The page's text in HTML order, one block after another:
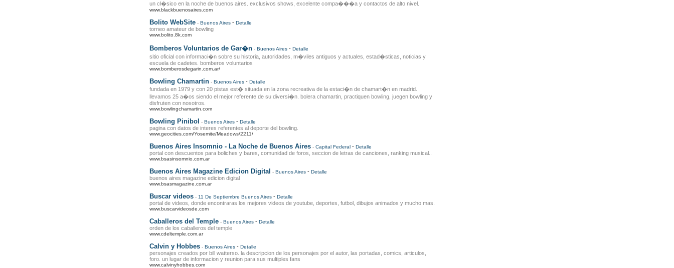
un cl�sico en la noche de buenos aires. exclusivos shows, excelente compa���a y contactos de alto nivel.
www.blackbuenosaires.com
Bolito WebSite - Buenos Aires - Detalle
torneo amateur de bowling
www.bolito.8k.com
Bomberos Voluntarios de Gar�n - Buenos Aires - Detalle
sitio oficial con informaci�n sobre su historia, autoridades, m�viles antiguos y actuales, estad�sticas, noticias y
escuela de cadetes. bomberos voluntarios
www.bomberosdegarin.com.ar/
Bowling Chamartin - Buenos Aires - Detalle
fundada en 1979 y con 20 pistas est� situada en la zona recreativa de la estaci�n de chamart�n en madrid.
llevamos 25 a�os siendo el mejor referente de su diversi�n. bolera chamartin, practiquen bowling, juegen bowling y
disfruten con nosotros.
www.bowlingchamartin.com
Bowling Pinibol - Buenos Aires - Detalle
pagina con datos de interes referentes al deporte del bowling.
www.geocities.com/Yosemite/Meadows/2211/
Buenos Aires Insomnio - La Noche de Buenos Aires - Capital Federal - Detalle
portal con descuentos para boliches y bares, comunidad de foros, seccion de letras de canciones, ranking musical..
www.bsasinsomnio.com.ar
Buenos Aires Magazine Edicion Digital - Buenos Aires - Detalle
buenos aires magazine edicion digital
www.bsasmagazine.com.ar
Buscar videos - 11 De Septiembre Buenos Aires - Detalle
portal de videos, donde encontraras los mejores videos de youtube, deportes, futbol, dibujos animados y mucho mas.
www.buscarvideosde.com
Caballeros del Temple - Buenos Aires - Detalle
orden de los caballeros del temple
www.cdeltemple.com.ar
Calvin y Hobbes - Buenos Aires - Detalle
personajes creados por bill watterso. la descripcion de los personajes por el autor, las portadas, comics, articulos,
foro. un lugar de informacion y reunion para sus multiples fans
www.calvinyhobbes.com